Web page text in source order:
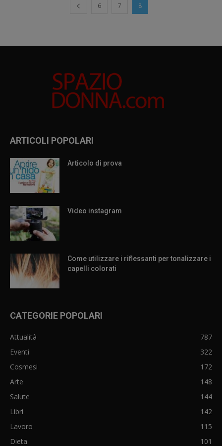
6 7 8
ARTICOLI POPOLARI
Articolo di prova
Video instagram
Come utilizzare i riflessanti per tonalizzare i
capelli colorati
CATEGORIE POPOLARI
Attualità
787
Eventi
322
Cosmesi
172
Arte
148
Salute
144
Libri
142
Lavoro
115
Dieta
101